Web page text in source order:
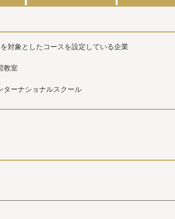
対象としたコースを設定している企業
教室
ターナショナルスクール